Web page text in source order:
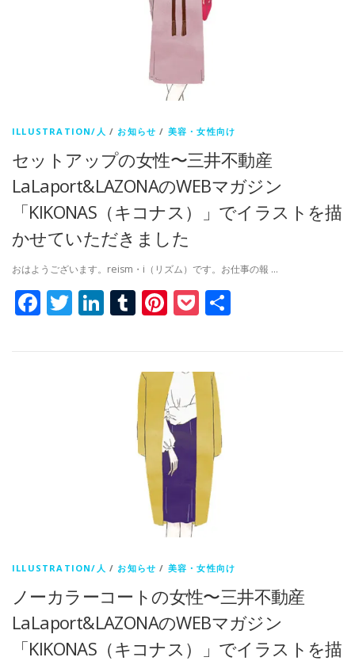
ILLUSTRATION/人 / お知らせ / 美容・女性向け
セットアップの女性〜三井不動産
LaLaport&LAZONAのWEBマガジン
「KIKONAS（キコナス）」でイラストを描
かせていただきました
おはようございます。reism・i（リズム）です。お仕事の報 …
Facebook
Twitter
LinkedIn
Tumblr
Pinterest
Pocket
ILLUSTRATION/人 /お知らせ / 美容・女性向け
ノーカラーコートの女性〜三井不動産
LaLaport&LAZONAのWEBマガジン
「KIKONAS（キコナス）」でイラストを描